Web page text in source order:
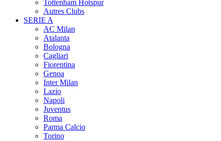
Tottenham Hotspur
Autres Clubs
SERIE A
AC Milan
Atalanta
Bologna
Cagliari
Fiorentina
Genoa
Inter Milan
Lazio
Napoli
Juventus
Roma
Parma Calcio
Torino